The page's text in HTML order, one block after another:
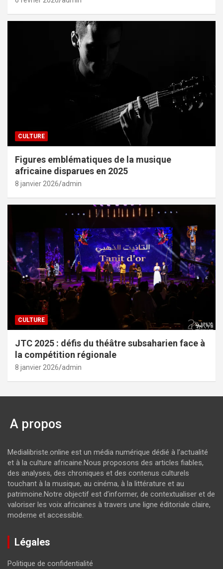
CULTURE
Figures emblématiques de la musique
africaine disparues en 2025
8 janvier 2026 admin
CULTURE
JTC 2025 : défis du théâtre subsaharien face à
la compétition régionale
8 janvier 2026 admin
A propos
Medialibriste.online est un média numérique dédié à l’actualité
et à la culture africaine.Nous proposons des articles fiables,
des analyses, des chroniques et des contenus culturels
touchant à la musique, au cinéma, à la littérature et au
patrimoine.Notre objectif est d’informer, de contextualiser et de
valoriser les voix africaines à travers une ligne éditoriale claire,
moderne et accessible.
Légales
Politique de confidentialité